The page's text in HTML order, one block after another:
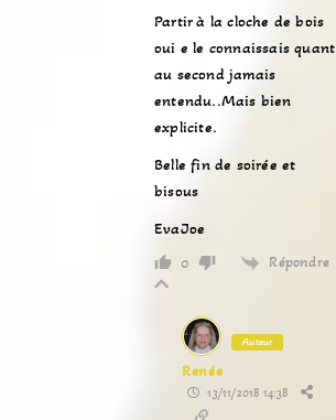
Partir à la cloche de bois
oui e le connaissais quant
au second jamais
entendu..Mais bien
explicite.
Belle fin de soirée et
bisous
EvaJoe
0 Répondre
Auteur
Renée
13/11/2018 14:38